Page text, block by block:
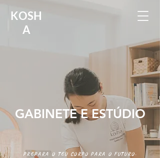
KOSH
A
GABINETE E ESTÚDIO
PREPARA O TEU CORPO PARA O FUTURO.